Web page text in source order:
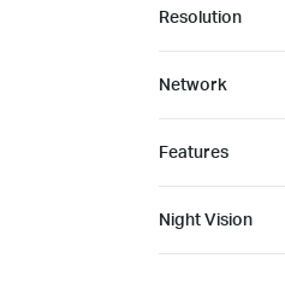
Resolution
Network
Features
Night Vision